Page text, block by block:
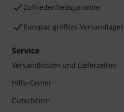
Zufriedenheitsgarantie
Europas größtes Versandlager
Service
Versandkosten und Lieferzeiten
Hilfe-Center
Gutscheine